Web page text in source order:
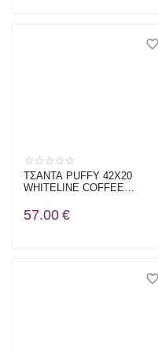
ΤΣΑΝΤΑ PUFFY 42X20
WHITELINE COFFEE
57.00 €